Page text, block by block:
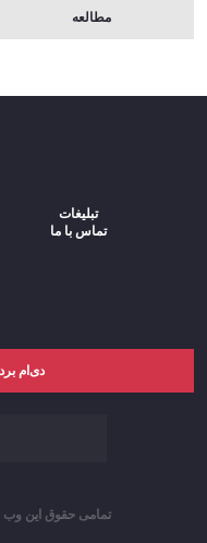
مطالعه
تبلیغات
تماس با ما
دی‌ام
تمامی حقوق این